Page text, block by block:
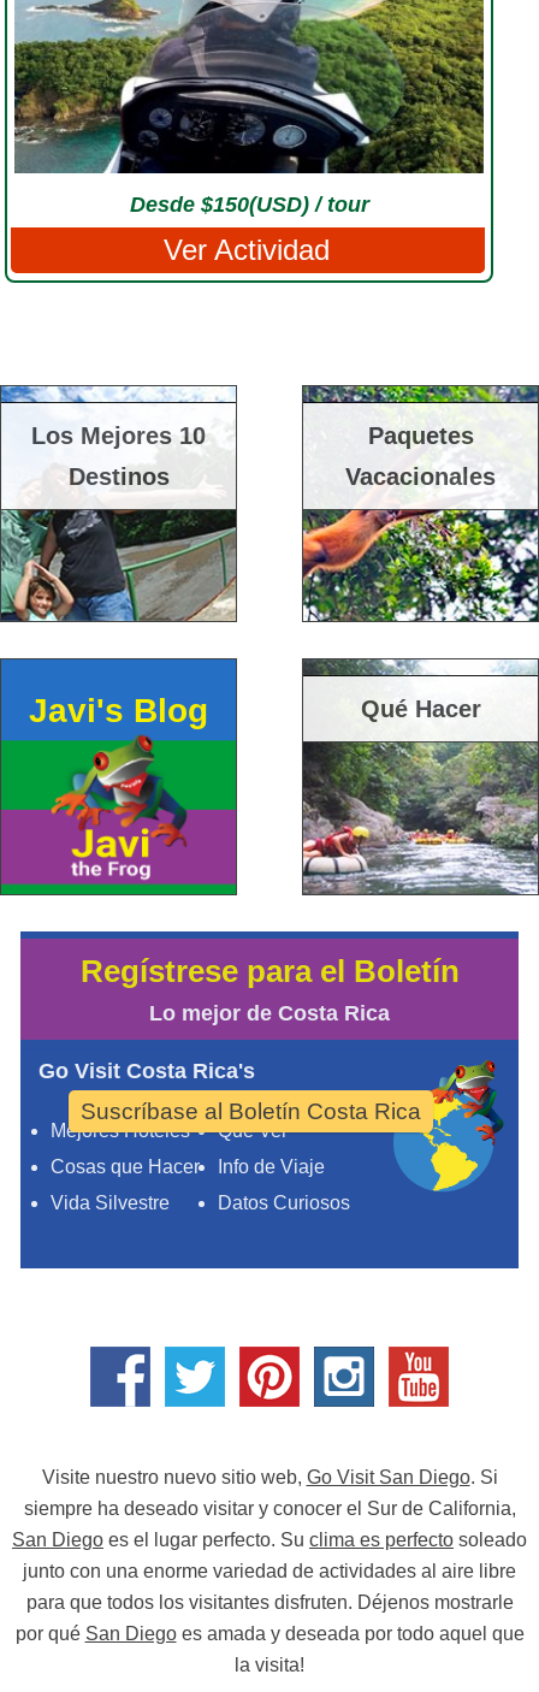
Desde $150(USD) / tour
Ver Actividad
Los Mejores 10
Destinos
Paquetes
Vacacionales
Javi's Blog Qué Hacer
Regístrese para el Boletín
Lo mejor de Costa Rica
Go Visit Costa Rica's
Mejores Hoteles
Qué Ver
Cosas que Hacer
Info de Viaje
Vida Silvestre
Datos Curiosos
Suscríbase al Boletín Costa Rica
Visite nuestro nuevo sitio web, Go Visit San Diego. Si
siempre ha deseado visitar y conocer el Sur de California,
San Diego es el lugar perfecto. Su clima es perfecto soleado
junto con una enorme variedad de actividades al aire libre
para que todos los visitantes disfruten. Déjenos mostrarle
por qué San Diegoes amada y deseada por todo aquel que
la visita!